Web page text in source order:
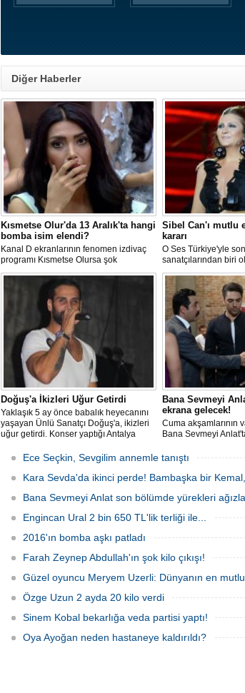
Diğer Haberler
Kısmetse Olur'da 13 Aralık'ta hangi
bomba isim elendi?
Kanal D ekranlarının fenomen izdivaç
programı Kısmetse Olursa şok
gelişmeler var.Hangi aday elendi
sorusu oldukça merak ediliyor.İşte
Sibel Can'ı mutlu
kararı
O Ses Türkiye'yle
sanatçılarından biri
mahkemeden
sonra geldi.
Doğuş'a İkizleri Uğur Getirdi
Yaklaşık 5 ay önce babalık heyecanını
yaşayan Ünlü Sanatçı Doğuş'a, ikizleri
uğur getirdi. Konser yaptığı Antalya
bir gece yaşatan ünlü şarkıcı Doğuş,
sahne öncesi gazetecilerin sorularını
yanıtladı.
Bana Sevmeyi
ekrana gelecek!
Cuma akşamlarının
Bana Sevmeyi
Leyla ile yüzleşme
Ece Seçkin, Sevgilim annemle tanıştı
Kara Sevda'da ikinci perde! Bambaşka bir
Bana Sevmeyi Anlat son bölümde yürekleri
Engincan Ural 2 bin 650 TL'lik terliği ile...
2016'ın bomba aşkı patladı
Farah Zeynep Abdullah'ın şok kilo çıkışı!
Güzel oyuncu Meryem Uzerli: Dünyanın en mutlu
Özge Uzun 2 ayda 20 kilo verdi
Sinem Kobal bekarlığa veda partisi yaptı!
Oya Ayoğan neden hastaneye kaldırıldı?